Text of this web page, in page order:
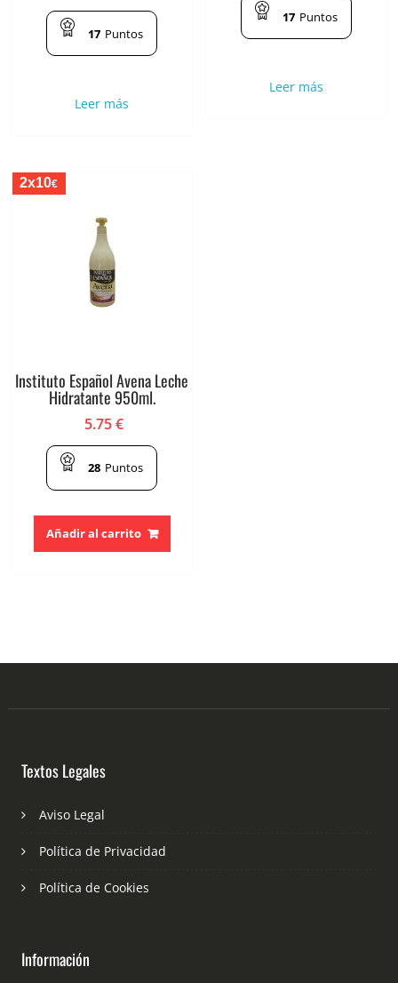
17 Puntos
Leer más
17 Puntos
Leer más
2x10€
Instituto Español Avena Leche
Hidratante 950ml.
5.75€
28 Puntos
Añadir al carrito
Textos Legales
Aviso Legal
Política de Privacidad
Política de Cookies
Información